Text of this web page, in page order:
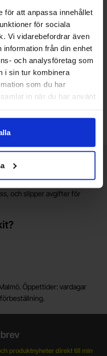
för att anpassa innehållet
för sociala
Vi vidarebefordrar även
information från din enhet
och analysföretag som
i sin tur kombinera
som du har
in när du har använt
at våra norska kunder
och slipper avgifter för
Öppettider: vardagar
förbeställning.
produktnyheter direkt till min